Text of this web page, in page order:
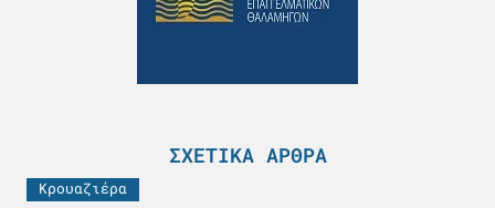
ΣΧΕΤΙΚΆ ΆΡΘΡΑ
Κρουαζιέρα